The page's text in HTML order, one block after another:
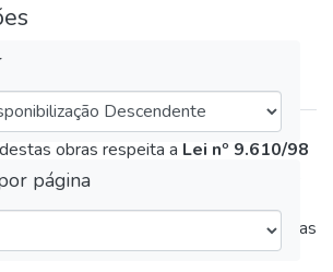
página
obras respeita a Lei nº 9.610/98
. Os arquivos são depositados
expressa dos autores ou em
políticas de arquivamento das editoras